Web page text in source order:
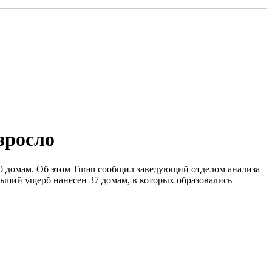
домам. Об этом Turan сообщил заведующий отделом анализа
ущерб нанесен 37 домам, в которых образовались